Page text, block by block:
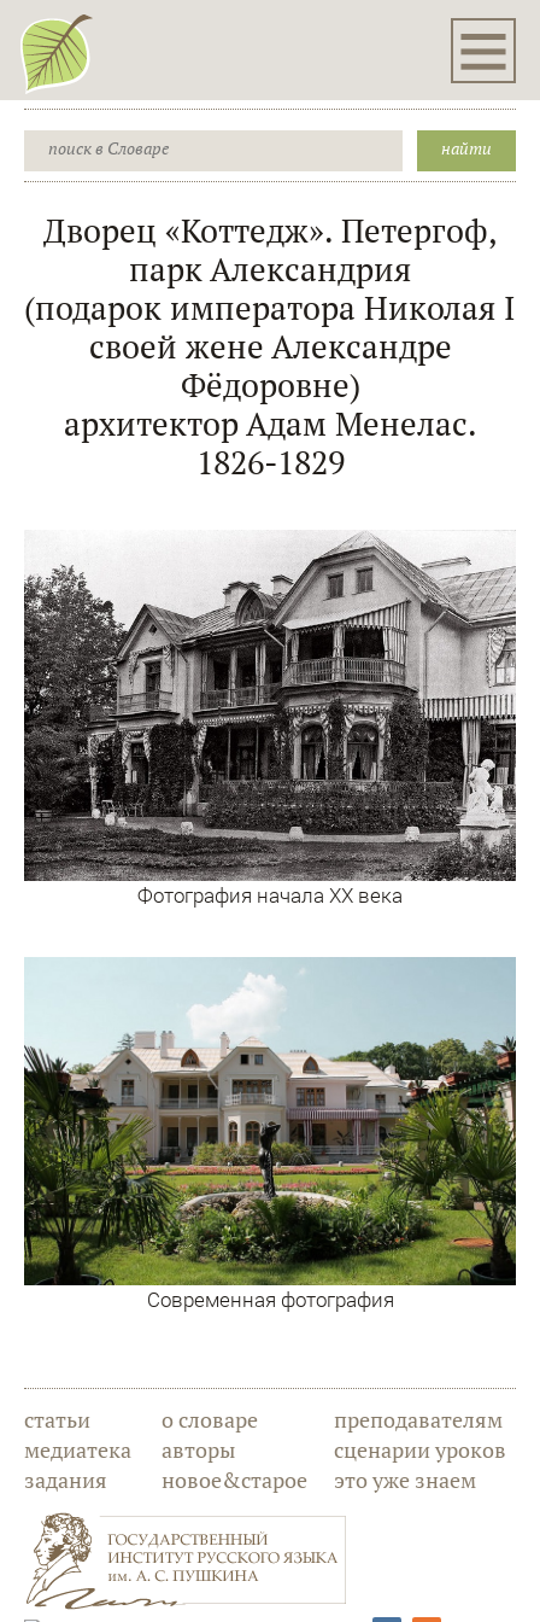
Дворец «Коттедж». Петергоф,
парк Александрия
(подарок императора Николая I
своей жене Александре
Фёдоровне)
архитектор Адам Менелас.
1826-1829
Фотография начала XX века
Современная фотография
статьи
медиатека
задания
о словаре
авторы
новое&старое
преподавателям
сценарии уроков
это уже знаем